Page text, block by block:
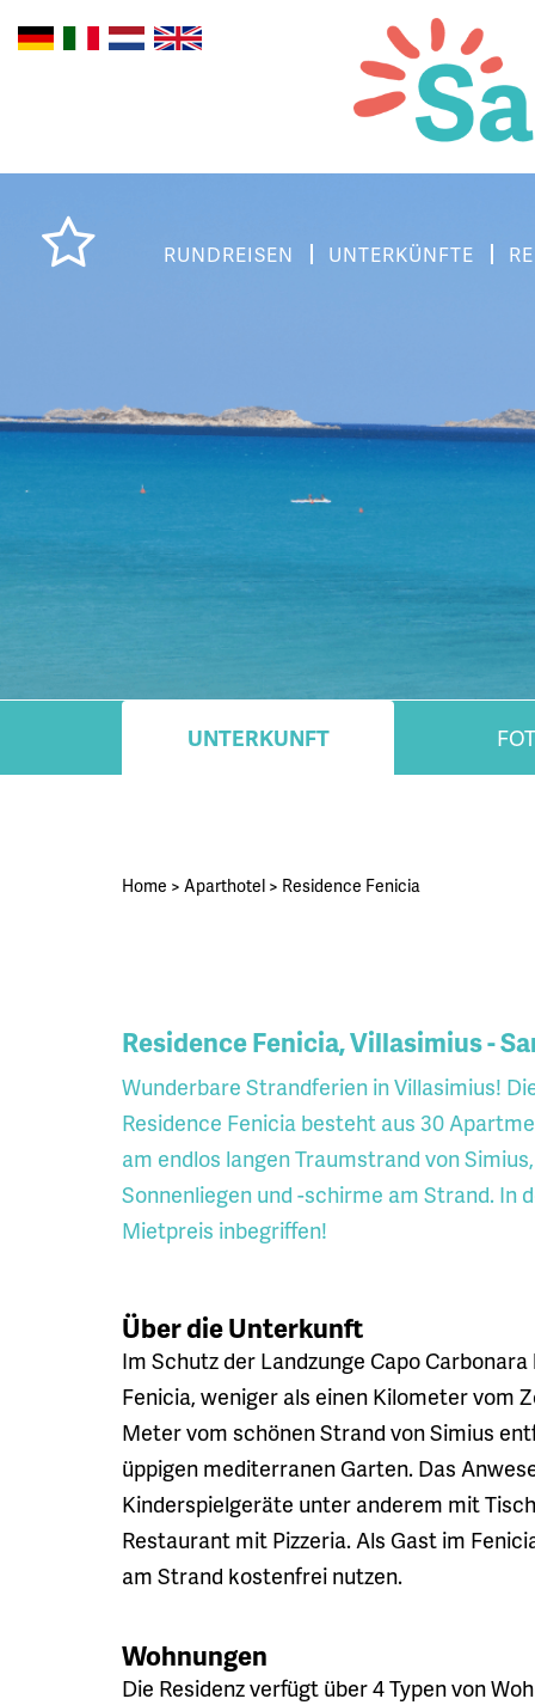
RUNDREISEN UNTERKÜNFTE
UNTERKUNFT
Home > Aparthotel > Residence Fenicia
Residence Fenicia, Villasimius -
Wunderbare Strandferien in Villasimius!
Residence Fenicia besteht aus 30
am endlos langen Traumstrand von
Sonnenliegen und -schirme am Strand. In
Mietpreis inbegriffen!
Über die Unterkunft
Im Schutz der Landzunge Capo
Fenicia, weniger als einen Kilometer vom
Meter vom schönen Strand von Simius
üppigen mediterranen Garten. Das
Kinderspielgeräte unter anderem mit
Restaurant mit Pizzeria. Als Gast im
am Strand kostenfrei nutzen.
Wohnungen
Die Residenz verfügt über 4 Typen von